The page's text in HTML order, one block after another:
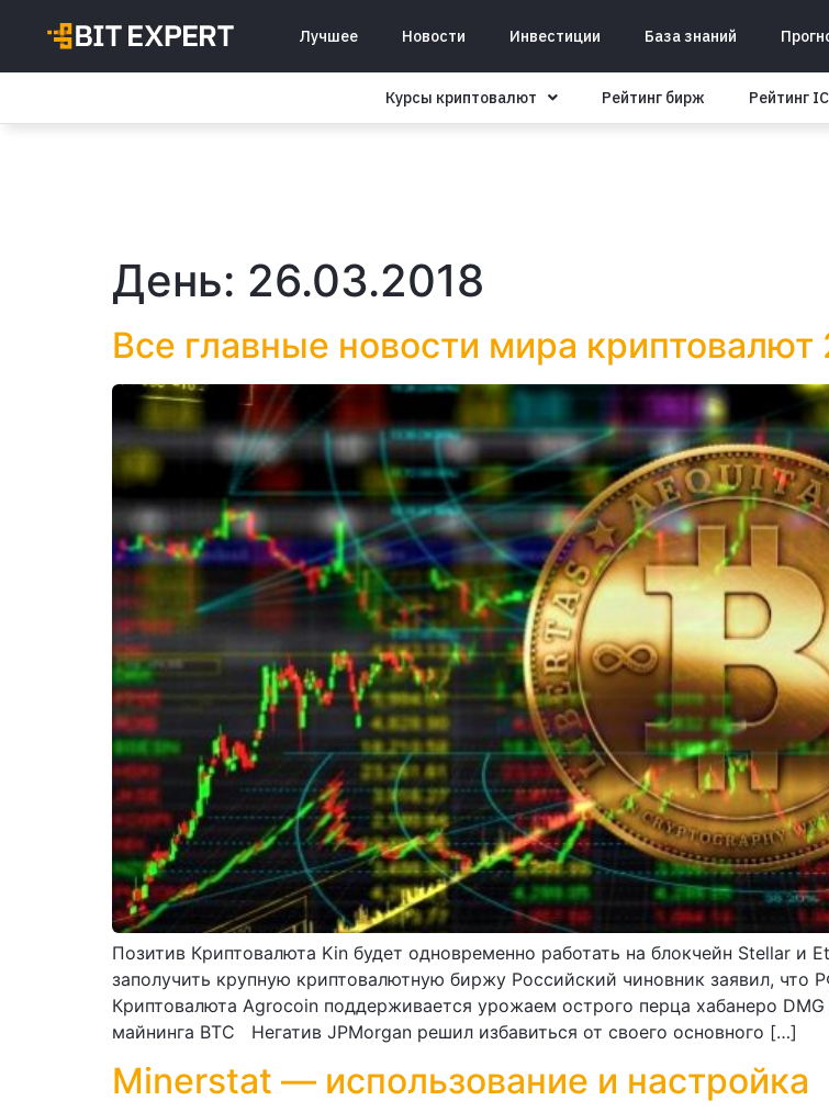
Лучшее Новости Инвестиции База знаний
Курсы криптовалют Рейтинг бирж Рейтинг
День: 26.03.2018
Все главные новости мира криптовалют
Позитив Криптовалюта Kin будет одновременно работать на блокчейн Stellar и
заполучить крупную криптовалютную биржу Российский чиновник заявил, что
Криптовалюта Agrocoin поддерживается урожаем острого перца хабанеро
майнинга BTC Негатив JPMorgan решил избавиться от своего основного […]
Minerstat — использование и настройка